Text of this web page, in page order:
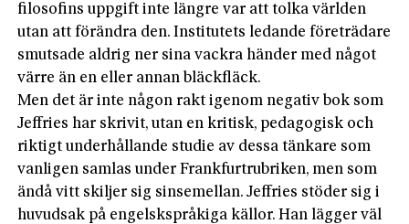
filosofins uppgift inte längre var att tolka världen
utan att förändra den. Institutets ledande företrädare
smutsade aldrig ner sina vackra händer med något
värre än en eller annan bläckfläck.
Men det är inte någon rakt igenom negativ bok som
Jeffries har skrivit, utan en kritisk, pedagogisk och
riktigt underhållande studie av dessa tänkare som
vanligen samlas under Frankfurtrubriken, men som
ändå vitt skiljer sig sinsemellan. Jeffries stöder sig i
huvudsak på engelskspråkiga källor. Han lägger väl